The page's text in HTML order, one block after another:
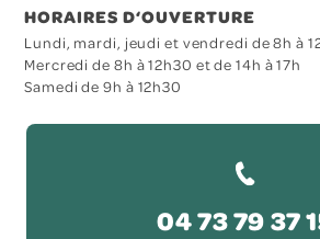
HORAIRES D‘OUVERTURE
Lundi, mardi, jeudi et vendredi de 8h à
Mercredi de 8h à 12h30 et de 14h à 17h
Samedi de 9h à 12h30
04 73 79 37